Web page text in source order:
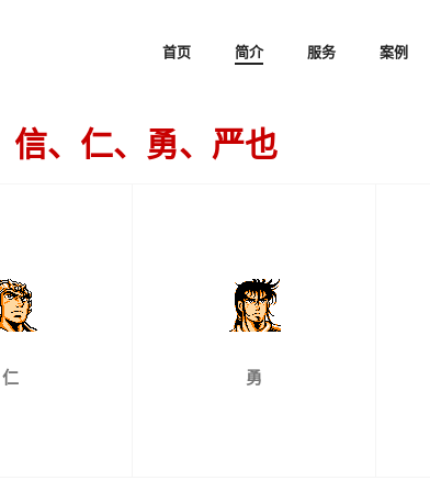
首页 简介 服务 案例
、仁、勇、严也
仁 勇